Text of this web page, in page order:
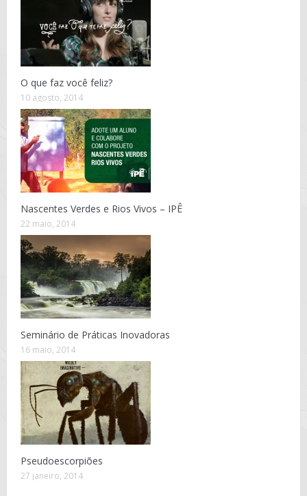
O que faz você feliz?
10 agosto, 2014
Nascentes Verdes e Rios Vivos – IPÊ
22 maio, 2014
Seminário de Práticas Inovadoras
16 maio, 2014
Pseudoescorpiões
27 janeiro, 2014